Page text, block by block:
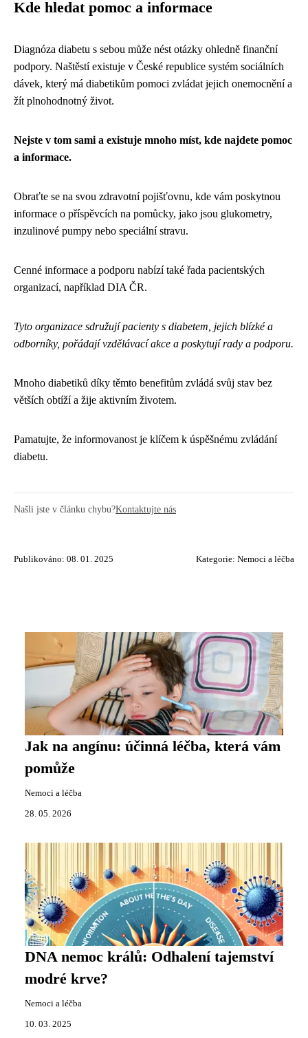
Kde hledat pomoc a informace
Diagnóza diabetu s sebou může nést otázky ohledně finanční
podpory. Naštěstí existuje v České republice systém sociálních
dávek, který má diabetikům pomoci zvládat jejich onemocnění a
žít plnohodnotný život.
Nejste v tom sami a existuje mnoho míst, kde najdete pomoc
a informace.
Obraťte se na svou zdravotní pojišťovnu, kde vám poskytnou
informace o příspěvcích na pomůcky, jako jsou glukometry,
inzulinové pumpy nebo speciální stravu.
Cenné informace a podporu nabízí také řada pacientských
organizací, například DIA ČR.
Tyto organizace sdružují pacienty s diabetem, jejich blízké a
odborníky, pořádají vzdělávací akce a poskytují rady a podporu.
Mnoho diabetiků díky těmto benefitům zvládá svůj stav bez
větších obtíží a žije aktivním životem.
Pamatujte, že informovanost je klíčem k úspěšnému zvládání
diabetu.
Našli jste v článku chybu?Kontaktujte nás
Publikováno: 08. 01. 2025 Kategorie: Nemoci a léčba
Jak na angínu: účinná léčba, která vám
pomůže
Nemoci a léčba
28. 05. 2026
DNA nemoc králů: Odhalení tajemství
modré krve?
Nemoci a léčba
10. 03. 2025